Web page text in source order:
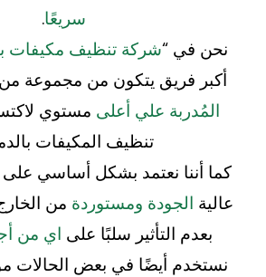
سريعًا.
نحن في “شركة تنظيف مكيفات
أكبر فريق يتكون من مجموعة
المُدربة علي أعلى مستوي
تنظيف المكيفات
كما أننا نعتمد بشكل أساسي
عالية الجودة ومستوردة من
بعدم التأثير سلبًا على اي من
نستخدم أيضًا في بعض الحالات